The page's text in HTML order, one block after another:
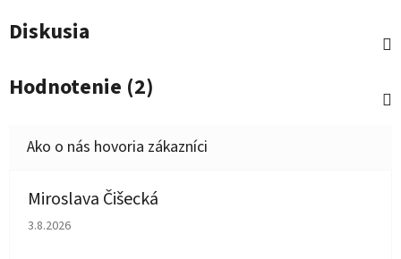
Diskusia
Hodnotenie (2)
Miroslava Čišecká
Hodnotenie obchodu je 1 z 5 hviezdičiek.
3.8.2026